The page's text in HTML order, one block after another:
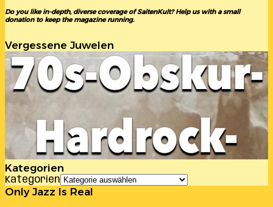
Do you like in-depth, diverse coverage of SaitenKult? Help us with a small
donation to keep the magazine running.
Vergessene Juwelen
Kategorien
Kategorien
Only Jazz Is Real